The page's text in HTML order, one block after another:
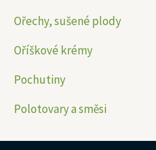
Ořechy, sušené plody
Oříškové krémy
Pochutiny
Polotovary a směsi